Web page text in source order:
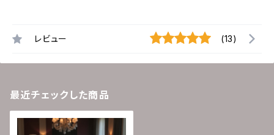
レビュー (13)
最近チェックした商品